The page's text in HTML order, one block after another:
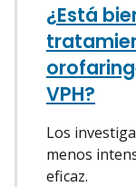
¿Está
VPH?
Los
menos
eficaz.